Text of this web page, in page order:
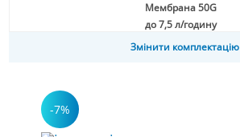
Мембрана 50G
до 7,5 л/годину
Змінити комплектацію
-7%